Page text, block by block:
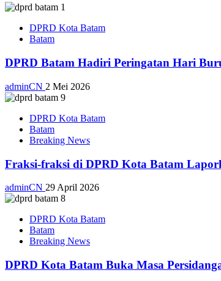
DPRD Kota Batam
Batam
DPRD Batam Hadiri Peringatan Hari
adminCN 2 Mei 2026
DPRD Kota Batam
Batam
Breaking News
Fraksi-fraksi di DPRD Kota Batam
adminCN 29 April 2026
DPRD Kota Batam
Batam
Breaking News
DPRD Kota Batam Buka Masa